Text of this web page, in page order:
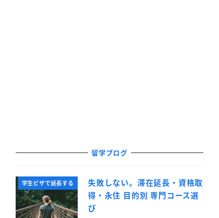
留学ブログ
学生ビザで延長する
失敗しない。滞在延長・資格取
得・永住 目的別 専門コース選
び